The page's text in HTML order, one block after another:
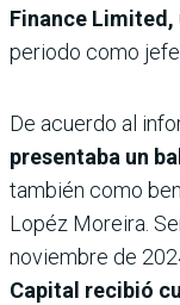
Finance Limited,
periodo como jefe
De acuerdo al
presentaba un
también como
Lopéz Moreira.
noviembre de
Capital recibió